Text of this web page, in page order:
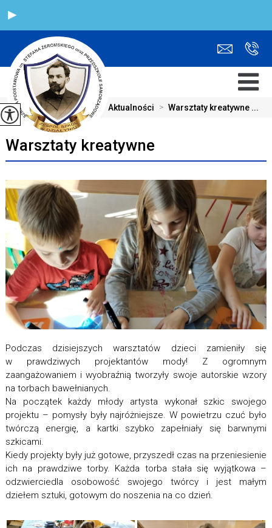
Jesteś tutaj:Home > Aktualności > Warsztaty kreatywne ...
Warsztaty kreatywne
Podczas dzisiejszych warsztatów dzieci zamieniły się
w prawdziwych projektantów mody! Z ogromnym
zaangażowaniem i wyobraźnią tworzyły swoje autorskie wzory
na torbach bawełnianych.
Na początek każdy młody artysta wykonał szkic swojego
projektu – pomysły były najróżniejsze. W powietrzu czuć było
twórczą energię, a kartki szybko zapełniały się barwnymi
szkicami.
Kiedy projekty były już gotowe, przyszedł czas na przeniesienie
ich na prawdziwe torby. Każda torba stała się wyjątkowa –
odzwierciedla osobowość swojego twórcy i jest małym
dziełem sztuki, gotowym do noszenia na co dzień.